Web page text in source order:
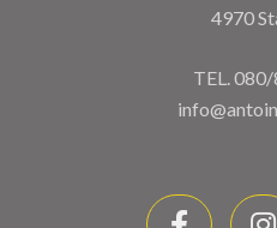
4970
TEL.080/